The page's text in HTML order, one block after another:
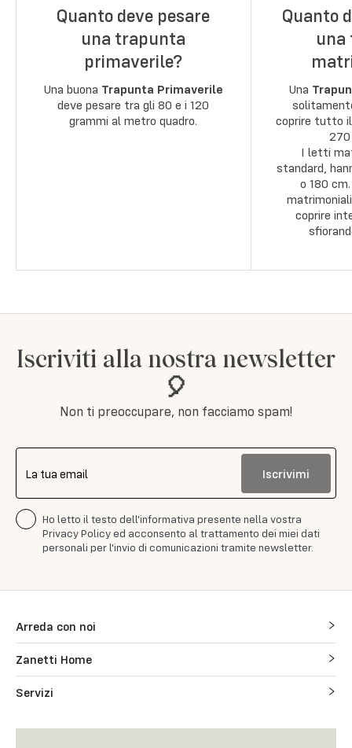
Quanto deve pesare
una trapunta
primaverile?
Una buona Trapunta Primaverile
deve pesare tra gli 80 e i 120
grammi al metro quadro.
Quanto
Una
coprire tutto
I letti
standard,
o 180
coprire
Iscriviti alla nostra newsletter
🎈
Non ti preoccupare, non facciamo spam!
La tua email Iscrivimi
Ho letto il testo dell'informativa presente nella vostra
Privacy Policy ed acconsento al trattamento dei miei dati
personali per l'invio di comunicazioni tramite newsletter.
Arreda con noi
Zanetti Home
Servizi